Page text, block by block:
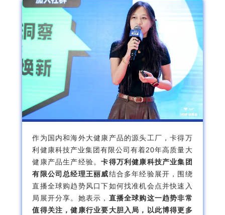
作为国内和海外大健康产品的源头工厂，卡得万
利健康科技产业集团有限公司有着20年高质量大
健康产品生产经验。卡得万利健康科技产业集团
有限公司总经理王丽威结合多年经验展开，围绕
直播全球购趋势风口下如何找准机会点并快速入
局展开分享。她表示， 直播全球购这一趋势非常
值得关注，健康行业要大胆入局，以此博得更多